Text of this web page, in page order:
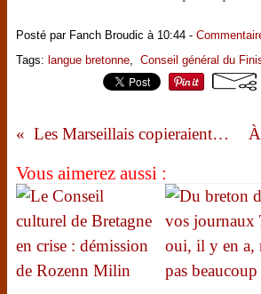
Posté par Fanch Broudic à 10:44 -
Tags: langue bretonne, Conseil général du
Les Marseillais copieraient-ils les Bretons ?
Vous aimerez aussi :